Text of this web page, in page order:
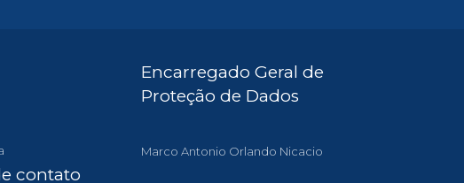
Encarregado Geral de
Proteção de Dados
Marco Antonio Orlando Nicacio
contato